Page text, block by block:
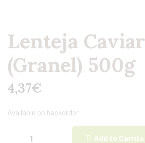
Lenteja Caviar
(Granel) 500g
4,37€
Available on backorder
Add to Carrito